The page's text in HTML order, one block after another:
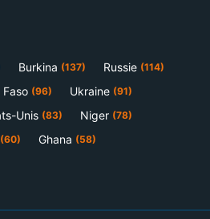
Burkina (137) Russie (114)
Faso (96) Ukraine (91)
Unis (83) Niger (78)
(60) Ghana (58)